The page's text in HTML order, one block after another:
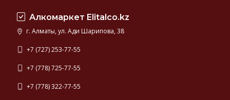
Алкомаркет Elitalco.kz
г. Алматы, ул. Ади Шарипова, 38
+7 (727) 253-77-55
+7 (778) 725-77-55
+7 (778) 322-77-55